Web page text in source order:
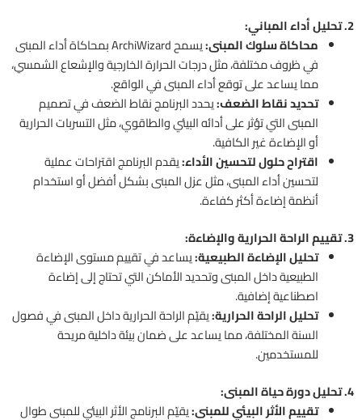
2. تحليل أداء المباني:
محاكاة سلوك المبنى:
يسمح ArchiWizard بمحاكاة أداء المبنى
في ظروف مختلفة، مثل درجات الحرارة الخارجية والإشعاع الشمسي،
مما يساعد على توقع أداء المبنى في الواقع.
تحديد نقاط الضعف:يحدد البرنامج نقاط الضعف في تصميم
المبنى التي تؤثر على أدائه البيئي والطاقوي، مثل التسربات الحرارية
أو الإضاءة غير الكافية.
اقتراح حلول لتحسين الأداء:يقدم البرنامج اقتراحات عملية
لتحسين أداء المبنى، مثل عزل المبنى بشكل أفضل أو استخدام
أنظمة إضاءة أكثر كفاءة.
3. تقييم الراحة الحرارية والإضاءة:
تحليل الإضاءة الطبيعية:يساعد في تقييم مستوى الإضاءة
الطبيعية داخل المبنى وتحديد الأماكن التي تحتاج إلى إضاءة
اصطناعية إضافية.
تحليل الراحة الحرارية:يقيّم الراحة الحرارية داخل المبنى في فصول
السنة المختلفة، مما يساعد على ضمان بيئة داخلية مريحة
للمستخدمين.
4. تحليل دورة حياة المبنى:
تقييم الأثر البيئي للمبنى:يقيّم البرنامج الأثر البيئي للمبنى طوال